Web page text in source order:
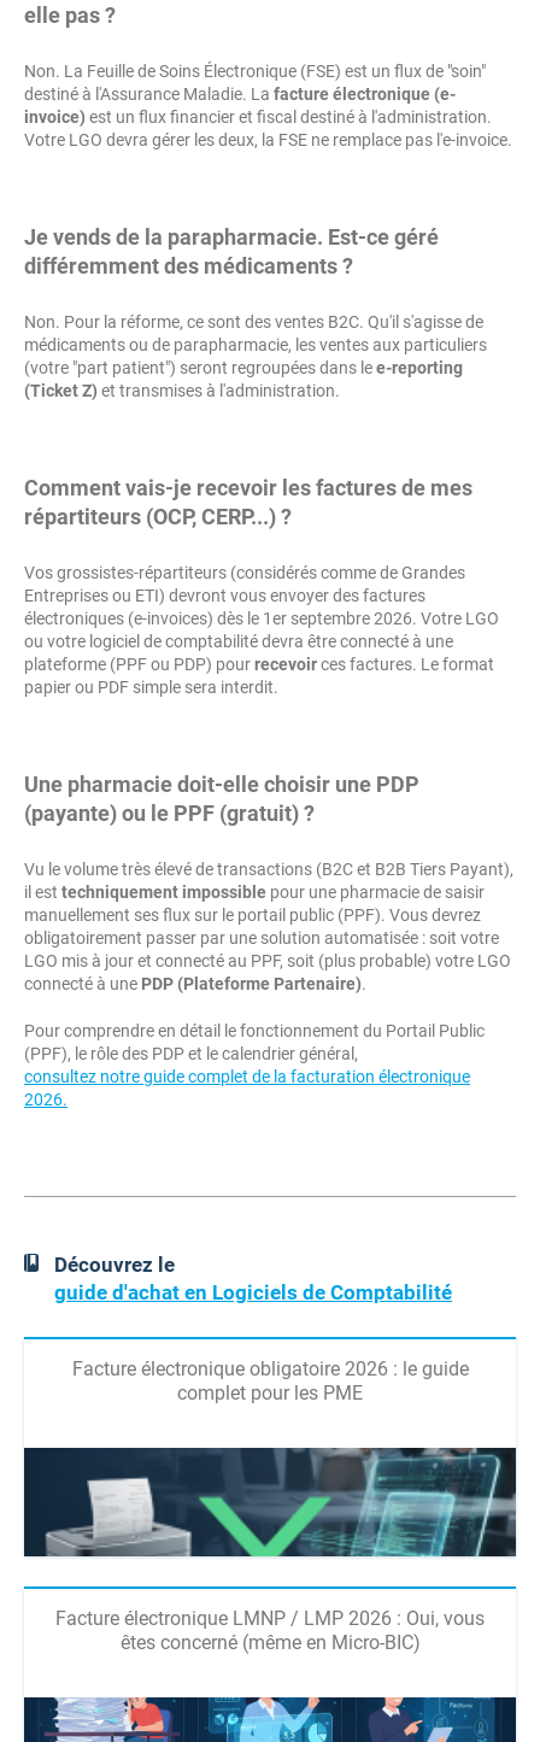
elle pas ?
Non. La Feuille de Soins Électronique (FSE) est un flux de "soin"
destiné à l'Assurance Maladie. La facture électronique (e-
invoice) est un flux financier et fiscal destiné à l'administration.
Votre LGO devra gérer les deux, la FSE ne remplace pas l'e-invoice.
Je vends de la parapharmacie. Est-ce géré
différemment des médicaments ?
Non. Pour la réforme, ce sont des ventes B2C. Qu'il s'agisse de
médicaments ou de parapharmacie, les ventes aux particuliers
(votre "part patient") seront regroupées dans lee-reporting
(Ticket Z) et transmises à l'administration.
Comment vais-je recevoir les factures de mes
répartiteurs (OCP, CERP...) ?
Vos grossistes-répartiteurs (considérés comme de Grandes
Entreprises ou ETI) devront vous envoyer des factures
électroniques (e-invoices) dès le 1er septembre 2026. Votre LGO
ou votre logiciel de comptabilité devra être connecté à une
plateforme (PPF ou PDP) pourrecevoirces factures. Le format
papier ou PDF simple sera interdit.
Une pharmacie doit-elle choisir une PDP
(payante) ou le PPF (gratuit) ?
Vu le volume très élevé de transactions (B2C et B2B Tiers Payant),
il est techniquement impossible pour une pharmacie de saisir
manuellement ses flux sur le portail public (PPF). Vous devrez
obligatoirement passer par une solution automatisée : soit votre
LGO mis à jour et connecté au PPF, soit (plus probable) votre LGO
connecté à une PDP (Plateforme Partenaire).
Pour comprendre en détail le fonctionnement du Portail Public
(PPF), le rôle des PDP et le calendrier général,
consultez notre guide complet de la facturation électronique
2026.
Découvrez le
guide d'achat en Logiciels de Comptabilité
Facture électronique obligatoire 2026 : le guide
complet pour les PME
Facture électronique LMNP / LMP 2026 : Oui, vous
êtes concerné (même en Micro-BIC)